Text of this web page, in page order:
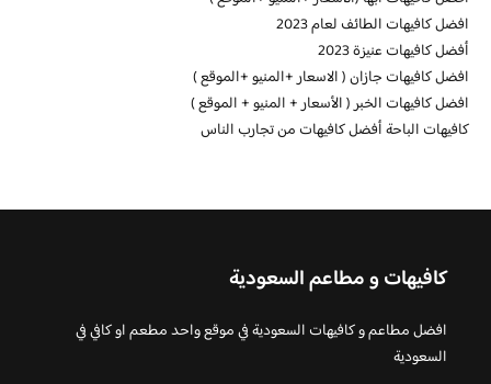
افضل كافيهات الطائف لعام 2023
أفضل كافيهات عنيزة 2023
افضل كافيهات جازان ( الاسعار +المنيو +الموقع )
افضل كافيهات الخبر ( الأسعار + المنيو + الموقع )
كافيهات الباحة أفضل كافيهات من تجارب الناس
كافيهات و مطاعم السعودية
افضل مطاعم و كافيهات السعودية في موقع واحد مطعم او كافي في
السعودية